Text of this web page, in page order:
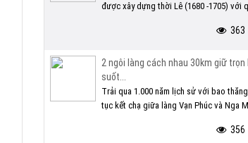
được xây dựng thời Lê (1680 -1705) với
363
2 ngôi làng cách nhau 30km giữ trọn
suốt...
Trải qua 1.000 năm lịch sử với bao
tục kết chạ giữa làng Vạn Phúc và Nga
356